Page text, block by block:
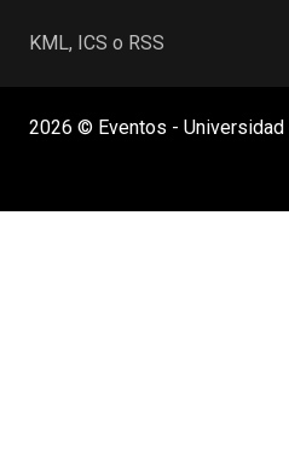
KML, ICS o RSS
2026 © Eventos -